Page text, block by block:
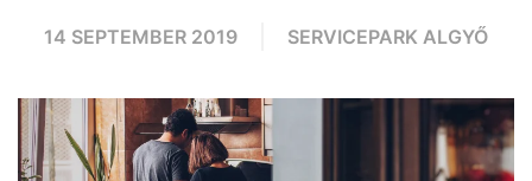
14 SEPTEMBER 2019 SERVICEPARK ALGYŐ